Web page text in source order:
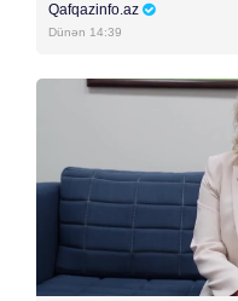
Qafqazinfo.az
Dünən 14:39